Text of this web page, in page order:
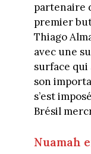
partenaire
premier
Thiago
avec une
surface qui
son
s’est
Brésil
Nuamah